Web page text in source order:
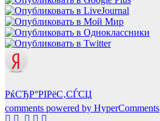
РќСЂР°РІРёС‚СЃСЏ
comments powered by HyperComments